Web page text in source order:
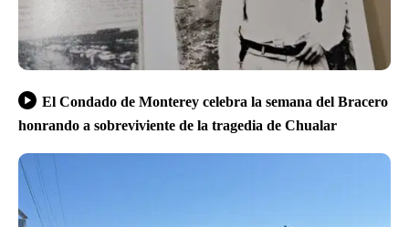
El Condado de Monterey celebra la semana del Bracero
honrando a sobreviviente de la tragedia de Chualar